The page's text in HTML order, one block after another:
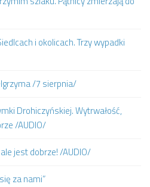
i okolicach. Trzy wypadki
/7 sierpnia/
Drohiczyńskiej. Wytrwałość,
/AUDIO/
jest dobrze! /AUDIO/
za nami”